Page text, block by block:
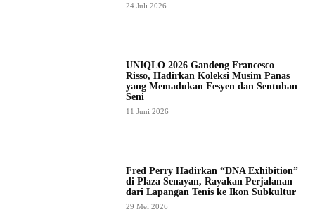
24 Juli 2026
UNIQLO 2026 Gandeng Francesco
Risso, Hadirkan Koleksi Musim Panas
yang Memadukan Fesyen dan Sentuhan
Seni
11 Juni 2026
Fred Perry Hadirkan “DNA Exhibition”
di Plaza Senayan, Rayakan Perjalanan
dari Lapangan Tenis ke Ikon Subkultur
29 Mei 2026